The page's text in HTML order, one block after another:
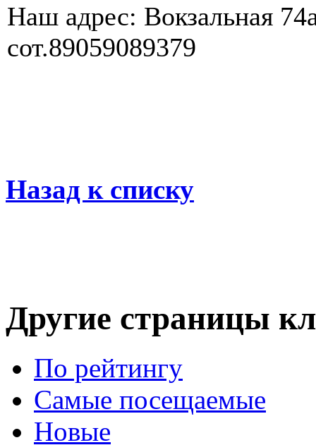
Наш адрес: Вокзальная
сот.89059089379
Назад к списку
Другие страницы
По рейтингу
Самые посещаемые
Новые